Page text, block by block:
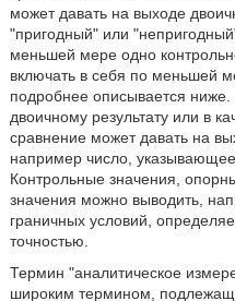
может давать на выходе
"пригодный" или
меньшей мере одно
включать в себя по меньшей
подробнее описывается
двоичному результату или в
сравнение может давать на
например число, указывающее
Контрольные значения,
значения можно выводить,
граничных условий,
точностью.
Термин "аналитическое
широким термином,